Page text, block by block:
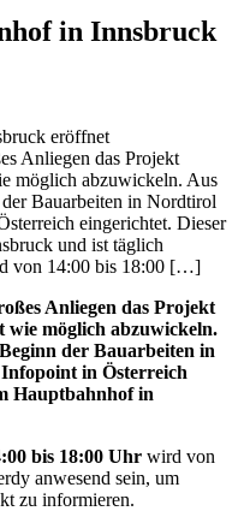
in Innsbruck
Anliegen das Projekt
möglich abzuwickeln. Aus
Bauarbeiten in Nordtirol
eingerichtet. Dieser
und ist täglich
von 14:00 bis 18:00 […]
Anliegen das Projekt
wie möglich abzuwickeln.
der Bauarbeiten in
in Österreich
Hauptbahnhof in
bis 18:00 Uhr wird von
anwesend sein, um
zu informieren.